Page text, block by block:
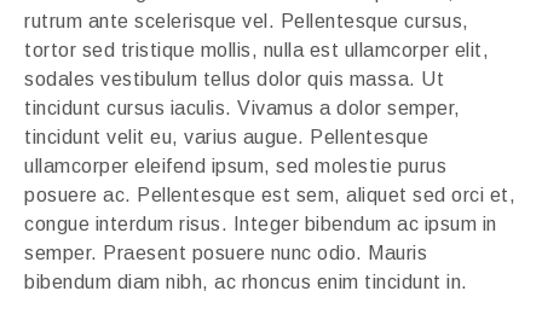
rutrum ante scelerisque vel. Pellentesque cursus,
tortor sed tristique mollis, nulla est ullamcorper elit,
sodales vestibulum tellus dolor quis massa. Ut
tincidunt cursus iaculis. Vivamus a dolor semper,
tincidunt velit eu, varius augue. Pellentesque
ullamcorper eleifend ipsum, sed molestie purus
posuere ac. Pellentesque est sem, aliquet sed orci et,
congue interdum risus. Integer bibendum ac ipsum in
semper. Praesent posuere nunc odio. Mauris
bibendum diam nibh, ac rhoncus enim tincidunt in.